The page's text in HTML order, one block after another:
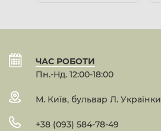
ЧАС РОБОТИ
Пн.-Нд. 12:00-18:00
М. Київ, бульвар Л.
+38 (093) 584-78-49